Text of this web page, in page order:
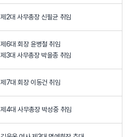
제2대 사무총장 신필균 취임
제6대 회장 윤병철 취임
제3대 사무총장 박을종 취임
제7대 회장 이동건 취임
제4대 사무총장 박성중 취임